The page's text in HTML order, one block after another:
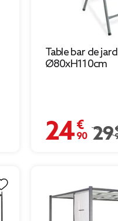
Table bar de
Ø80xH110cm
24,90 €
Prix
29,95